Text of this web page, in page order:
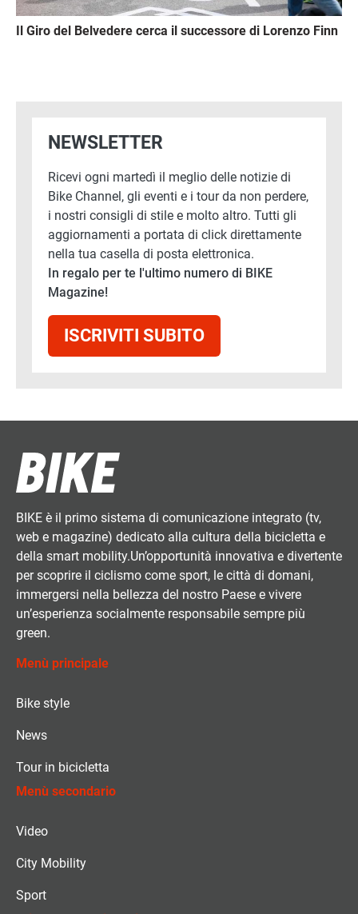
Il Giro del Belvedere cerca il successore di Lorenzo Finn
NEWSLETTER
Ricevi ogni martedì il meglio delle notizie di
Bike Channel, gli eventi e i tour da non perdere,
i nostri consigli di stile e molto altro. Tutti gli
aggiornamenti a portata di click direttamente
nella tua casella di posta elettronica.
In regalo per te l'ultimo numero di BIKE
Magazine!
ISCRIVITI SUBITO
BIKE è il primo sistema di comunicazione integrato (tv,
web e magazine) dedicato alla cultura della bicicletta e
della smart mobility.Un’opportunità innovativa e divertente
per scoprire il ciclismo come sport, le città di domani,
immergersi nella bellezza del nostro Paese e vivere
un’esperienza socialmente responsabile sempre più
green.
Menù principale
Bike style
News
Tour in bicicletta
Menù secondario
Video
City Mobility
Sport